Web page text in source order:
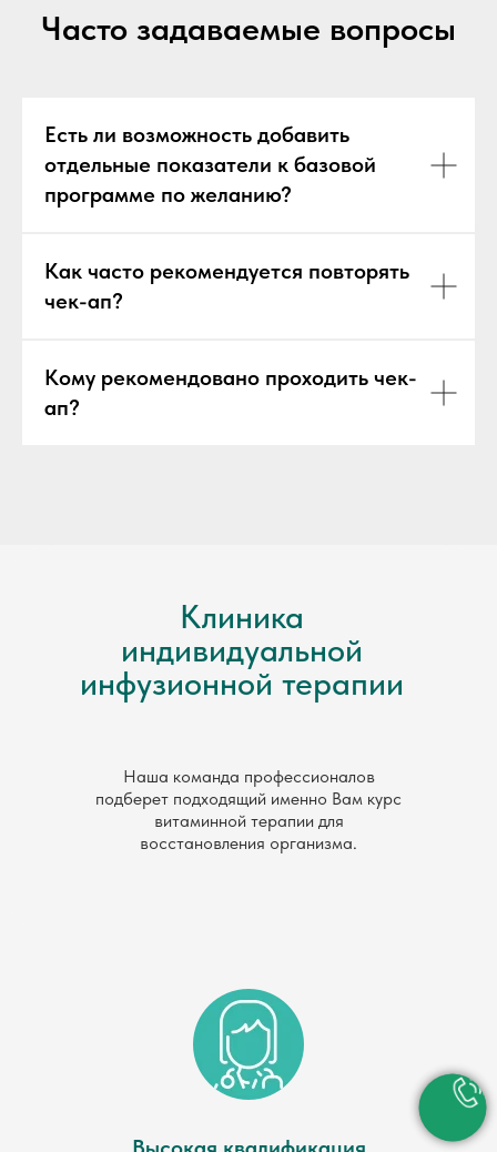
Часто задаваемые вопросы
Есть ли возможность добавить
отдельные показатели к базовой
программе по желанию?
Как часто рекомендуется повторять
чек-ап?
Кому рекомендовано проходить чек-
ап?
Клиника
индивидуальной
инфузионной терапии
Наша команда профессионалов
подберет подходящий именно Вам курс
витаминной терапии для
восстановления организма.